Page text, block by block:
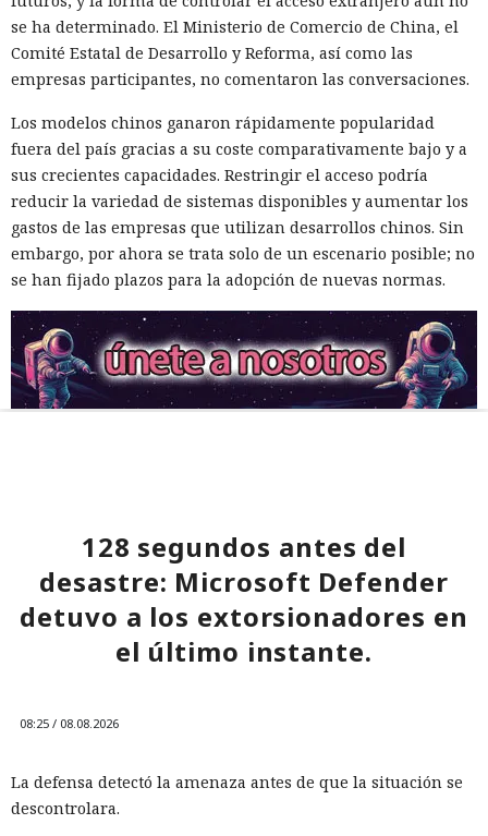
se ha determinado. El Ministerio de Comercio de China, el
Comité Estatal de Desarrollo y Reforma, así como las
empresas participantes, no comentaron las conversaciones.
Los modelos chinos ganaron rápidamente popularidad
fuera del país gracias a su coste comparativamente bajo y a
sus crecientes capacidades. Restringir el acceso podría
reducir la variedad de sistemas disponibles y aumentar los
gastos de las empresas que utilizan desarrollos chinos. Sin
embargo, por ahora se trata solo de un escenario posible; no
se han fijado plazos para la adopción de nuevas normas.
128 segundos antes del
desastre: Microsoft Defender
detuvo a los extorsionadores en
el último instante.
08:25 / 08.08.2026
La defensa detectó la amenaza antes de que la situación se
descontrolara.